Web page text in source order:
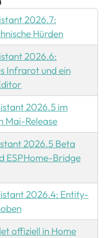
2026.7:
Hürden
2026.6:
Infrarot und ein
2026.5 im
Mai-Release
2026.5 Beta
ESPHome-Bridge
2026.4: Entity-
offiziell in Home